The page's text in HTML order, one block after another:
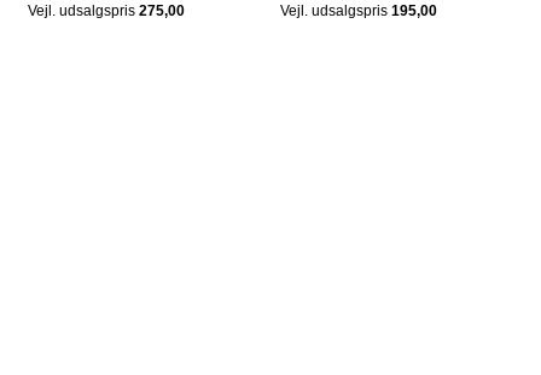
Vejl. udsalgspris 275,00
Vejl. udsalgspris195,00